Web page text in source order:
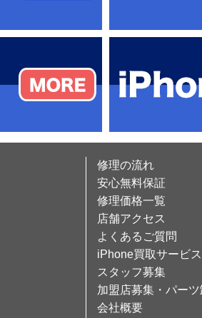
修理の流れ
安心無料保証
修理価格一覧
店舗アクセス
よくあるご質問
iPhone買取サービス
スタッフ募集
加盟店募集・パーツ
会社概要